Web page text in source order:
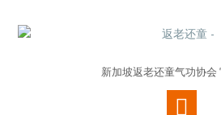
新加坡返老还童气功协会